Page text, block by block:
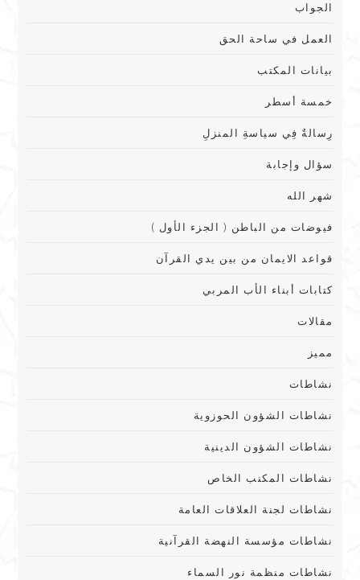
الجواب
العمل في ساحة الحق
بيانات المكتب
خمسة أسطر
رِسالةٌ فِي سياسةِ المنزلِ
سؤال وإجابة
شهر الله
فيوضات من الباطن ( الجزء الأول )
قواعد الايمان من بين يدي القرآن
كتابات أبناء الأب المربي
مقالات
مميز
نشاطات
نشاطات الشؤون الحوزوية
نشاطات الشؤون الدينية
نشاطات المكنب الخاص
نشاطات لجنة العلاقات العامة
نشاطات مؤسسة النهضة القرآنية
نشاطات منظمة نور السماء